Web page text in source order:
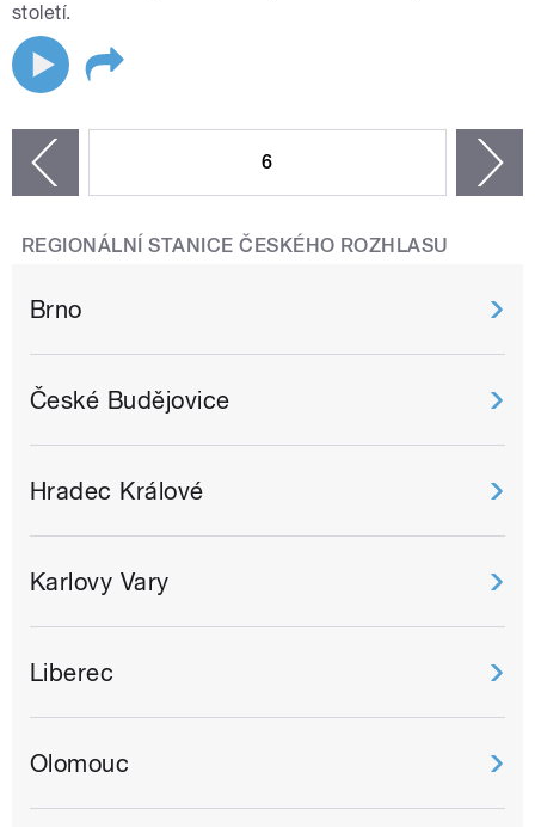
století.
6
REGIONÁLNÍ STANICE ČESKÉHO ROZHLASU
Brno
České Budějovice
Hradec Králové
Karlovy Vary
Liberec
Olomouc